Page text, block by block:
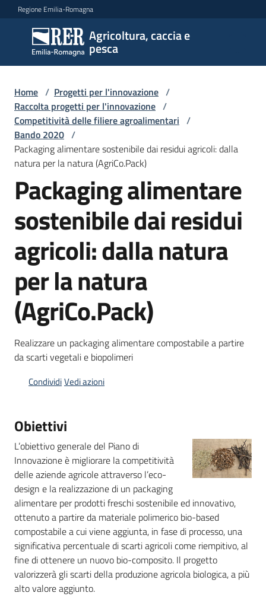
Vai al contenuto
Vai alla navigazione
Vai al footer
Regione Emilia-Romagna
Agricoltura, caccia e
pesca
Agricoltura,
caccia e
pesca
Argomenti
Novità
Servizi
Leggi
atti
bandi
Piani
programmi
progetti
in
cifre
Seguici
su
Home / Progetti per l'innovazione /
Raccolta progetti per l'innovazione /
Competitività delle filiere agroalimentari /
Bando 2020 /
Packaging alimentare sostenibile dai residui agricoli: dalla
natura per la natura (AgriCo.Pack)
Packaging alimentare
sostenibile dai residui
agricoli: dalla natura
per la natura
(AgriCo.Pack)
Realizzare un packaging alimentare compostabile a partire
da scarti vegetali e biopolimeri
CondividiVedi azioni
Obiettivi
L’obiettivo generale del Piano di
Innovazione è migliorare la competitività
delle aziende agricole attraverso l’eco-
design e la realizzazione di un packaging
alimentare per prodotti freschi sostenibile ed innovativo,
ottenuto a partire da materiale polimerico bio-based
compostabile a cui viene aggiunta, in fase di processo, una
significativa percentuale di scarti agricoli come riempitivo, al
fine di ottenere un nuovo bio-composito. Il progetto
valorizzerà gli scarti della produzione agricola biologica, a più
alto valore aggiunto.